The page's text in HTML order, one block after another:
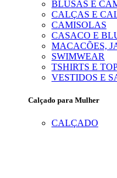
BLUSAS E
CALÇAS E
CAMISOLAS
CASACO E
MACACÕES,
SWIMWEAR
TSHIRTS E
VESTIDOS E
Calçado para Mulher
CALÇADO